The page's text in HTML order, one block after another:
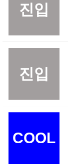
진입
진입
COOL